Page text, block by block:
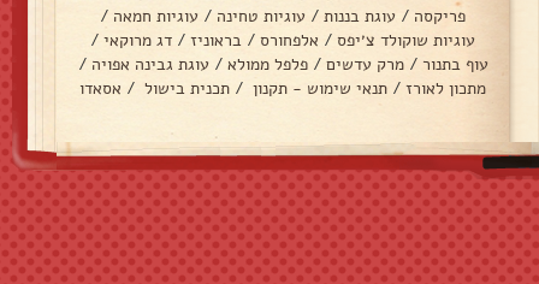
פריקסה / עוגת בננות / עוגיות טחינה / עוגיות חמאה /
עוגיות שוקולד צ׳יפס / אלפחורס / בראוניז / דג מרוקאי /
עוף בתנור / מרק עדשים / פלפל ממולא / עוגת גבינה אפויה /
מתכון לאורז / תנאי שימוש - תקנון / תכנית בישול / אסאדו